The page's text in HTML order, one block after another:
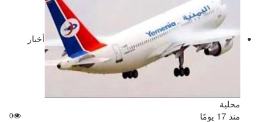
أخبار
محلية
منذ 17 يومًا
0